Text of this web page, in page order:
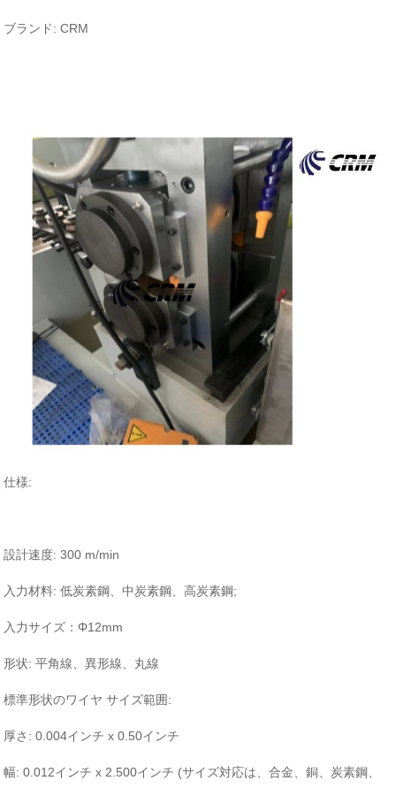
ブランド: CRM
仕様:
設計速度: 300 m/min
入力材料: 低炭素鋼、中炭素鋼、高炭素鋼;
入力サイズ：Φ12mm
形状: 平角線、異形線、丸線
標準形状のワイヤ サイズ範囲:
厚さ: 0.004インチ x 0.50インチ
幅: 0.012インチ x 2.500インチ (サイズ対応は、合金、銅、炭素鋼、